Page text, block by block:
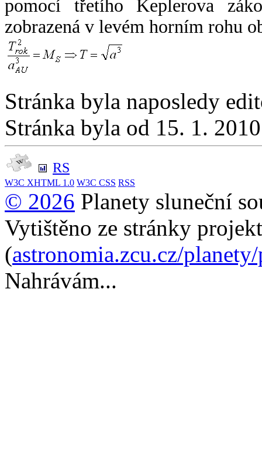
pomocí třetího Keplerova
zobrazená v levém horním rohu
Stránka byla naposledy
Stránka byla od 15. 1.
RS
W3C XHTML 1.0 W3C CSS RSS
© 2026 Planety sluneční
Vytištěno ze stránky
(astronomia.zcu.cz/
Nahrávám...